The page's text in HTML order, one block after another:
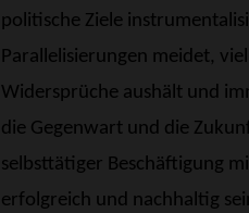
politische Ziele
Parallelisierungen meidet,
Widersprüche aushält und
die Gegenwart und die
selbsttätiger Beschäftigung
erfolgreich und nachhaltig